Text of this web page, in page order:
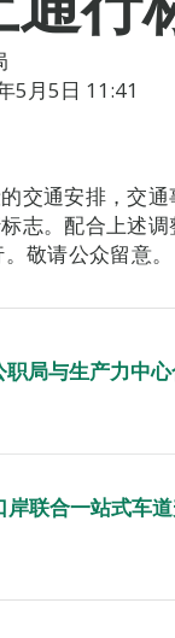
5月5日 11:41
交通安排，交
志。配合上述
敬请公众留意。
职局与生产力中
岸联合一站式车